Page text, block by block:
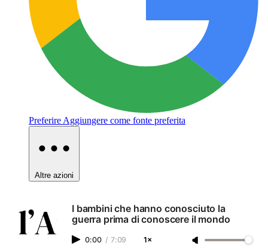
Preferire Aggiungere come fonte preferita
Altre azioni
I bambini che hanno conosciuto la
guerra prima di conoscere il mondo
0:00 / 7:09 1×